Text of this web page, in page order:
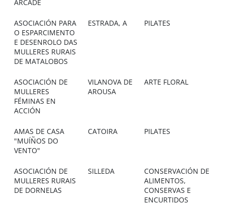
ARCADE
ASOCIACIÓN PARA
O ESPARCIMENTO
E DESENROLO DAS
MULLERES RURAIS
DE MATALOBOS
ESTRADA, A PILATES
ASOCIACIÓN DE
MULLERES
FÉMINAS EN
ACCIÓN
VILANOVA DE
AROUSA
ARTE FLORAL
AMAS DE CASA
"MUÍÑOS DO
VENTO"
CATOIRA PILATES
ASOCIACIÓN DE
MULLERES RURAIS
DE DORNELAS
SILLEDA
CONSERVACIÓN DE
ALIMENTOS,
CONSERVAS E
ENCURTIDOS